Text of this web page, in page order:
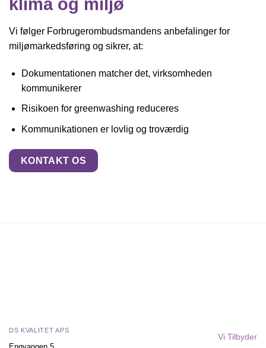
klima og miljø
Vi følger Forbrugerombudsmandens anbefalinger for
miljømarkedsføring og sikrer, at:
Dokumentationen matcher det, virksomheden
kommunikerer
Risikoen for greenwashing reduceres
Kommunikationen er lovlig og troværdig
KONTAKT OS
DS KVALITET APS
Vi Tilbyder